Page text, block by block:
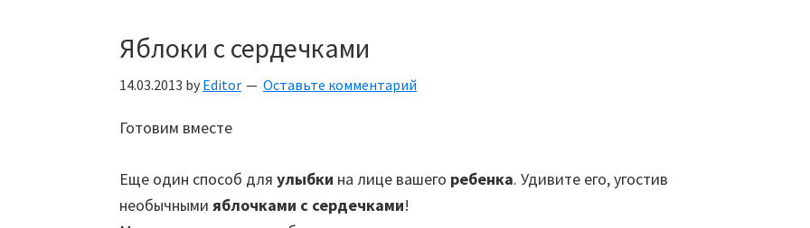
Яблоки с сердечками
14.03.2013 by Editor Оставьте комментарий
Готовим вместе
Еще один способ для улыбки на лице вашего ребенка. Удивите его, угостив
необычными яблочками с сердечками!